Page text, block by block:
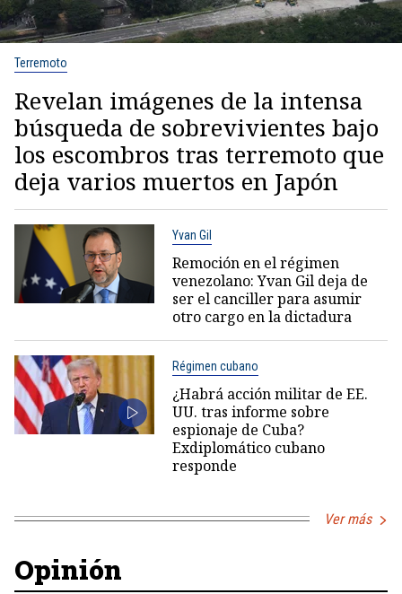
Terremoto
Revelan imágenes de la intensa
búsqueda de sobrevivientes bajo
los escombros tras terremoto que
deja varios muertos en Japón
Yvan Gil
Remoción en el régimen
venezolano: Yvan Gil deja de
ser el canciller para asumir
otro cargo en la dictadura
Régimen cubano
¿Habrá acción militar de EE.
UU. tras informe sobre
espionaje de Cuba?
Exdiplomático cubano
responde
Ver más
Opinión